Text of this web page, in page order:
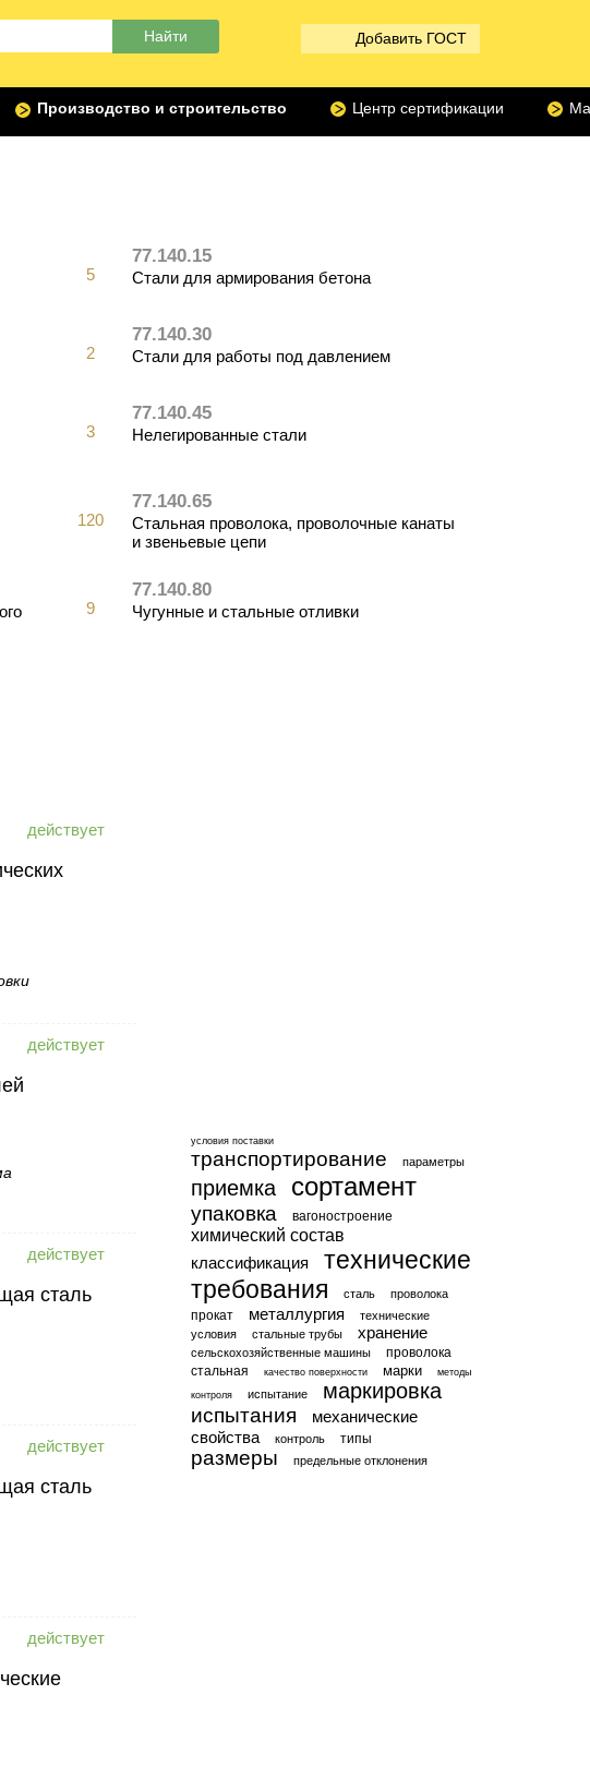
Добавить ГОСТ
Производство и строительство Центр сертификации
77.140.15
Стали для армирования бетона
5
77.140.30
Стали для работы под давлением
2
77.140.45
Нелегированные стали
3
77.140.65
Стальная проволока, проволочные канаты
и звеньевые цепи
120
77.140.80
Чугунные и стальные отливки
9
сталь
сталь
условия поставки
транспортирование параметры
приемка сортамент
упаковка вагоностроение
химический состав
классификация
технические
требования
сталь проволока
прокат металлургия
технические
условия
стальные трубы хранение
сельскохозяйственные машины
проволока
стальная
качество поверхности марки методы
контроля испытание маркировка
испытания
механические
свойства
контроль типы
размеры предельные отклонения